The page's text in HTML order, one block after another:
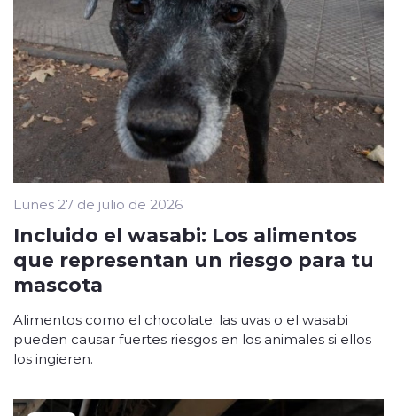
Lunes 27 de julio de 2026
Incluido el wasabi: Los alimentos
que representan un riesgo para tu
mascota
Alimentos como el chocolate, las uvas o el wasabi
pueden causar fuertes riesgos en los animales si ellos
los ingieren.